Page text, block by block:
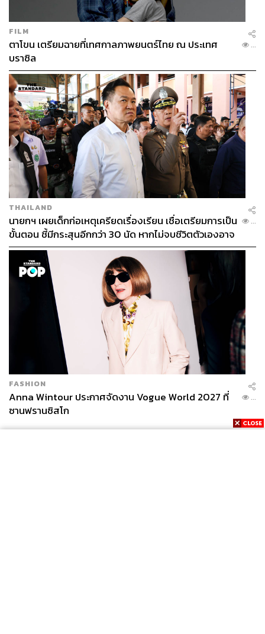
FILM
ตาโขน เตรียมฉายที่เทศกาลภาพยนตร์ไทย ณ ประเทศ
บราซิล
...
THAILAND
นายกฯ เผยเด็กก่อเหตุเครียดเรื่องเรียน เชื่อเตรียมการเป็น
ขั้นตอน ชี้มีกระสุนอีกกว่า 30 นัด หากไม่จบชีวิตตัวเองอาจ
สูญเสียเพิ่ม
...
FASHION
Anna Wintour ประกาศจัดงาน Vogue World 2027 ที่
ซานฟรานซิสโก
...